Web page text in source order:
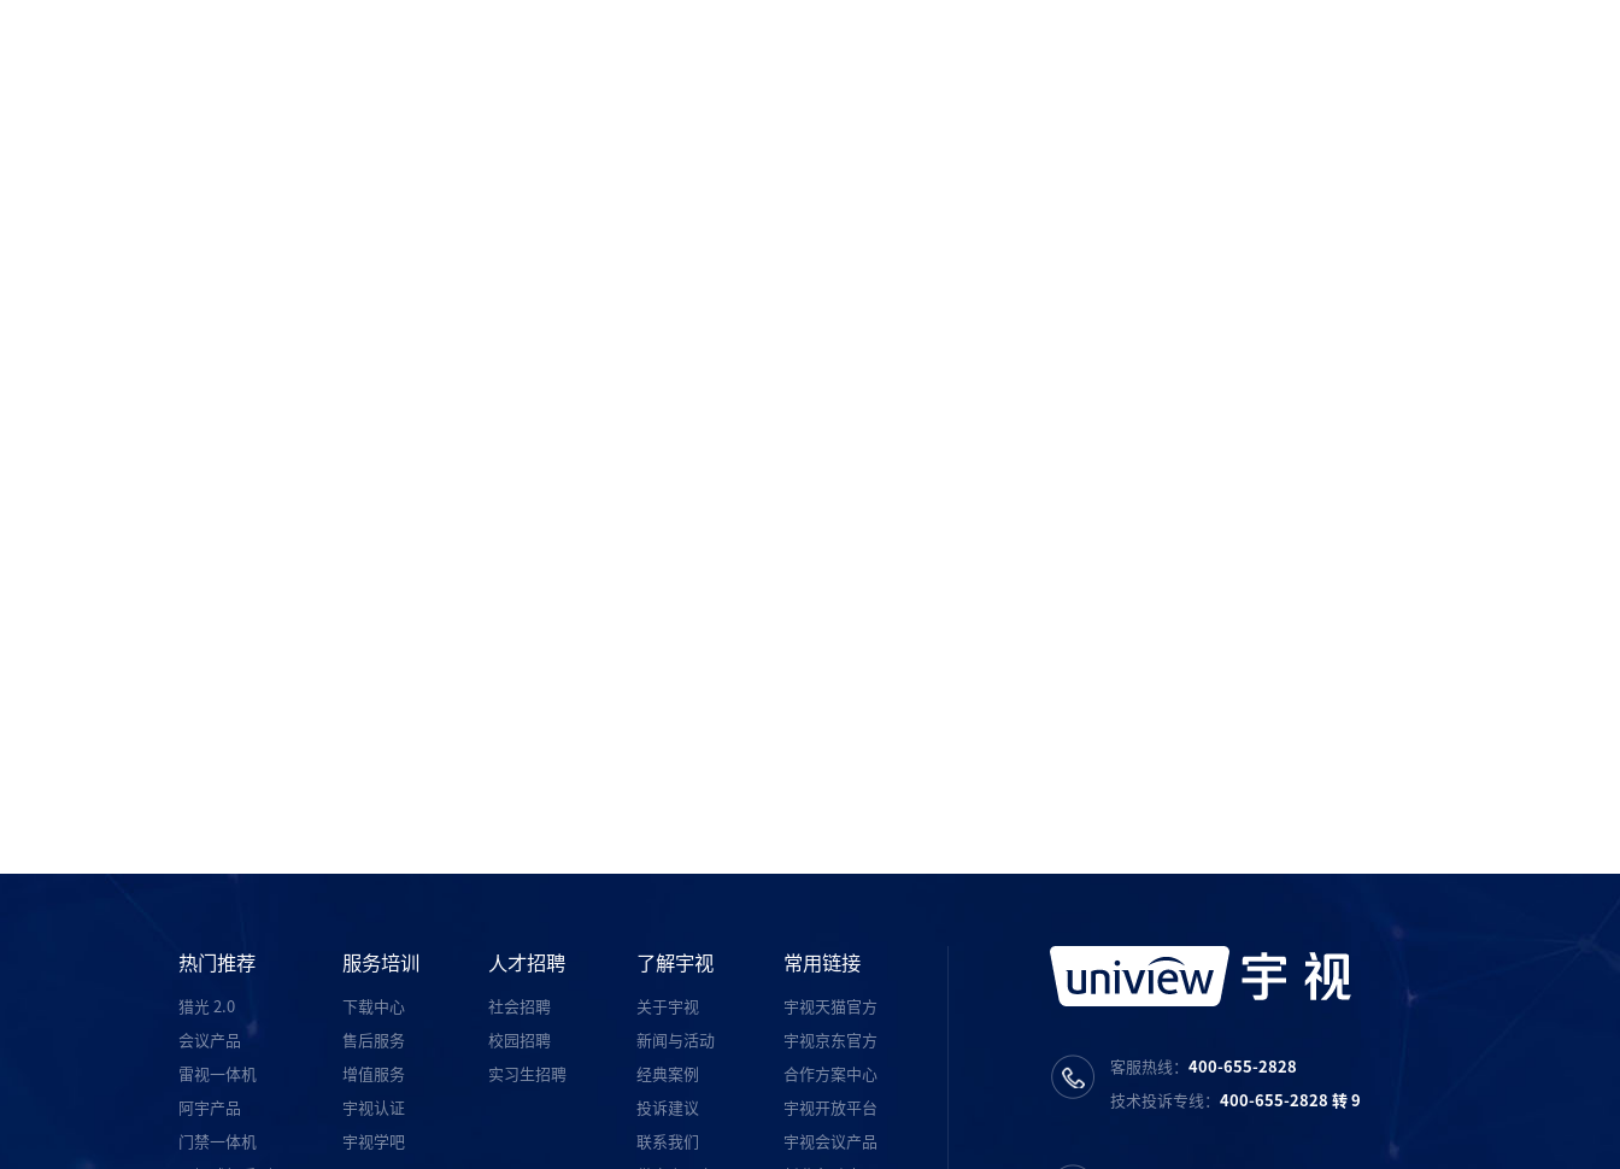
热门推荐
猎光 2.0
会议产品
雷视一体机
阿宇产品
门禁一体机
服务培训
下载中心
售后服务
增值服务
宇视认证
宇视学吧
人才招聘
社会招聘
校园招聘
实习生招聘
了解宇视
关于宇视
新闻与活动
经典案例
投诉建议
联系我们
常用链接
宇视天猫官方
宇视京东官方
合作方案中心
宇视开放平台
宇视会议产品
客服热线：400-655-2828
技术投诉专线：400-655-2828 转 9